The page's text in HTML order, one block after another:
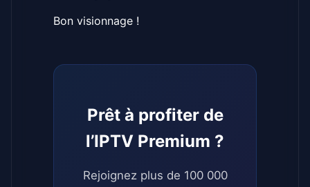
Bon visionnage !
Prêt à profiter de
l’IPTV Premium ?
Rejoignez plus de 100 000